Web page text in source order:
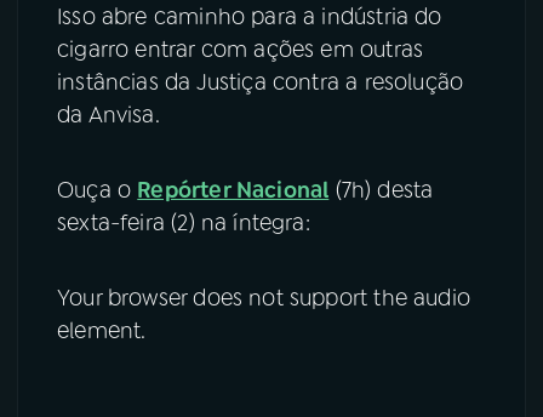
Isso abre caminho para a indústria do
cigarro entrar com ações em outras
instâncias da Justiça contra a resolução
da Anvisa.
Ouça o Repórter Nacional (7h) desta
sexta-feira (2) na íntegra:
Your browser does not support the audio
element.